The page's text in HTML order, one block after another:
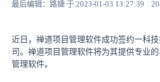
最后编辑：路婕 于 2023-01-03 13:27:39
近日，禅道项目管理软件成功签约一科
司。禅道项目管理软件将为其提供专业
管理软件。